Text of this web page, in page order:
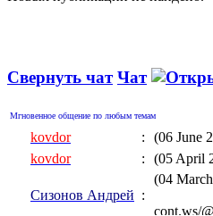
Свернуть чат Чат
Мгновенное общение по любым темам
kovdor : (06 June
kovdor
: (05 April
Сизонов Андрей :
(04
cont.ws/